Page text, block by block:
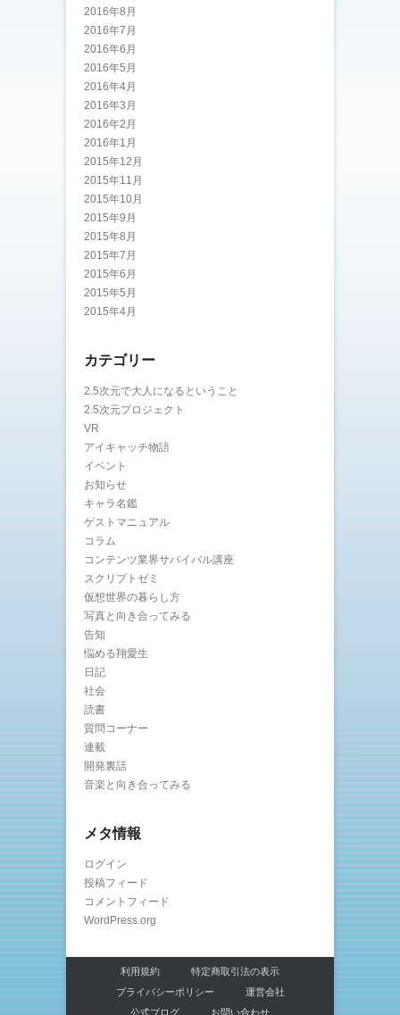
2016年8月
2016年7月
2016年6月
2016年5月
2016年4月
2016年3月
2016年2月
2016年1月
2015年12月
2015年11月
2015年10月
2015年9月
2015年8月
2015年7月
2015年6月
2015年5月
2015年4月
カテゴリー
2.5次元で大人になるということ
2.5次元プロジェクト
VR
アイキャッチ物語
イベント
お知らせ
キャラ名鑑
ゲストマニュアル
コラム
コンテンツ業界サバイバル講座
スクリプトゼミ
仮想世界の暮らし方
写真と向き合ってみる
告知
悩める翔愛生
日記
社会
読書
質問コーナー
連載
開発裏話
音楽と向き合ってみる
メタ情報
ログイン
投稿フィード
コメントフィード
WordPress.org
利用規約
特定商取引法の表示
プライバシーポリシー
運営会社
公式ブログ
お問い合わせ